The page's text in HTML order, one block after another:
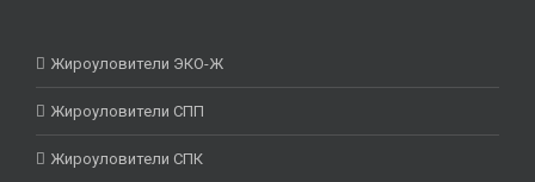
Жироуловители ЭКО-Ж
Жироуловители СПП
Жироуловители СПК